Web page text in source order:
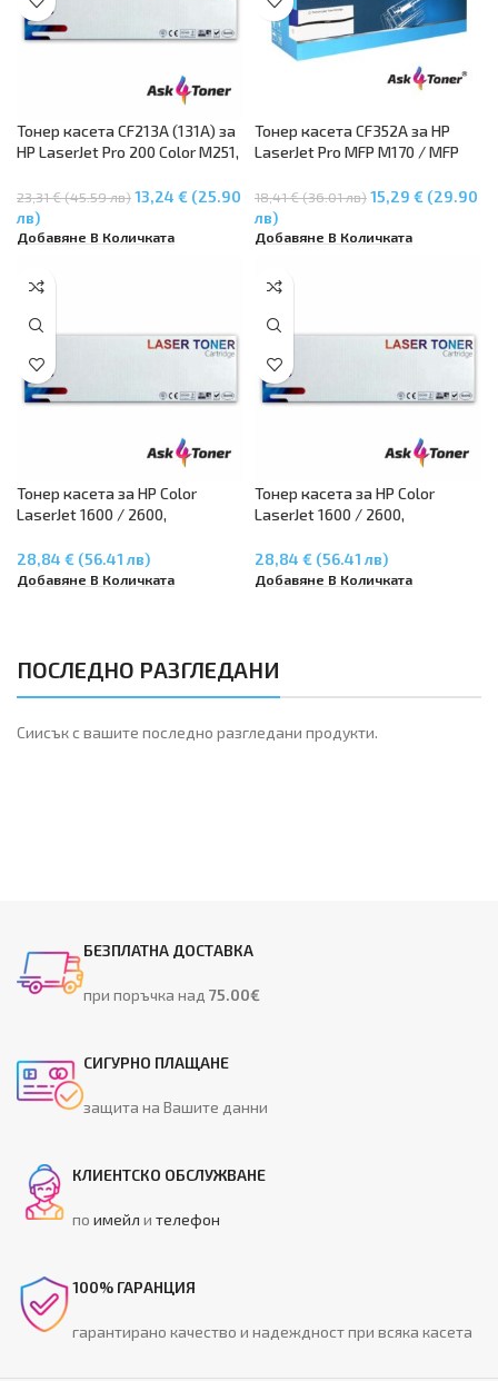
Тонер касета CF213A (131A) за
HP LaserJet Pro 200 Color M251,
23,31 € (45.59 лв)13,24 € (25.90
лв)
Добавяне В Количката
Тонер касета CF352A за HP
LaserJet Pro MFP M170 / MFP
18,41 € (36.01 лв)15,29 € (29.90
лв)
Добавяне В Количката
Тонер касета за HP Color
LaserJet 1600 / 2600,
28,84 € (56.41 лв)
Добавяне В Количката
Тонер касета за HP Color
LaserJet 1600 / 2600,
Q6003A
28,84 € (56.41 лв)
Добавяне В Количката
ПОСЛЕДНО РАЗГЛЕДАНИ
Сиисък с вашите последно разгледани продукти.
БЕЗПЛАТНА ДОСТАВКА
при поръчка над75.00€
СИГУРНО ПЛАЩАНЕ
защита на Вашите данни
КЛИЕНТСКО ОБСЛУЖВАНЕ
поимейл ителефон
100% ГАРАНЦИЯ
гарантирано качество и надеждност при всяка касета